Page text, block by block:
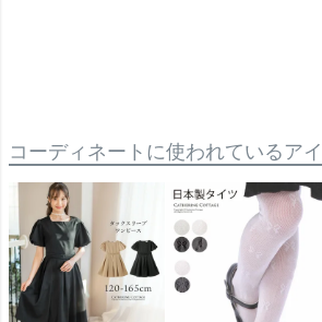
コーディネートに使われているア